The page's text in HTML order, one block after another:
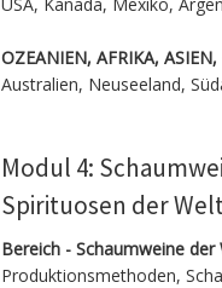
OZEANIEN, AFRIKA,
Australien, Neuseeland,
Modul 4:
Spirituosen der
Bereich - Schaumweine
Produktionsmethoden,